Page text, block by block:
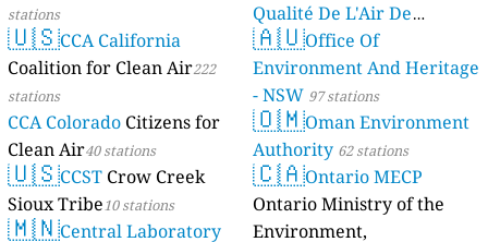
stations
🇺🇸CCA California
Coalition for Clean Air222
stations
CCA Colorado Citizens for
Clean Air40 stations
🇺🇸CCST Crow Creek
Sioux Tribe10 stations
🇲🇳Central Laboratory
Qualité De L'Air De
Mayotte 4 stations
🇦🇺Office Of
Environment And Heritage
- NSW 97 stations
🇴🇲Oman Environment
Authority 62 stations
🇨🇦Ontario MECP
Ontario Ministry of the
Environment,